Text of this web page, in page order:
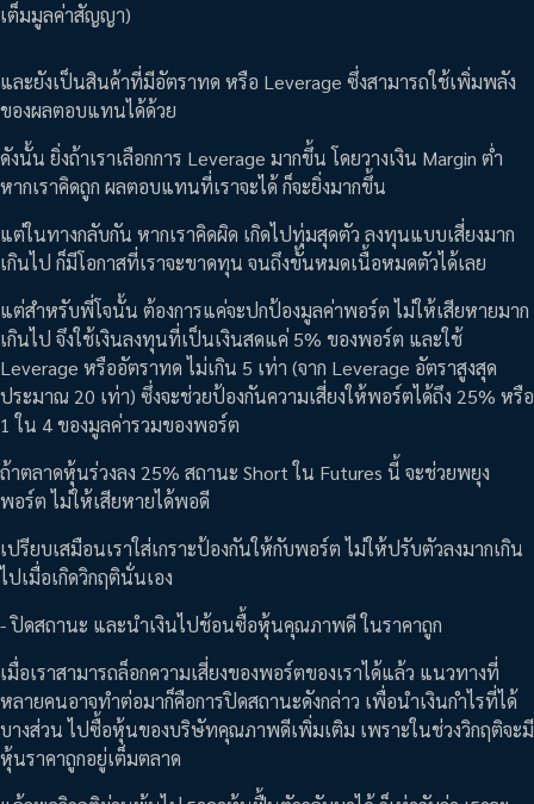
เต็มมูลค่าสัญญา)
และยังเป็นสินค้าที่มีอัตราทด หรือ Leverage ซึ่งสามารถใช้เพิ่มพลัง
ของผลตอบแทนได้ด้วย
ดังนั้น ยิ่งถ้าเราเลือกการ Leverage มากขึ้น โดยวางเงิน Margin ต่ำ
หากเราคิดถูก ผลตอบแทนที่เราจะได้ ก็จะยิ่งมากขึ้น
แต่ในทางกลับกัน หากเราคิดผิด เกิดไปทุ่มสุดตัว ลงทุนแบบเสี่ยงมาก
เกินไป ก็มีโอกาสที่เราจะขาดทุน จนถึงขั้นหมดเนื้อหมดตัวได้เลย
แต่สำหรับพี่โจนั้น ต้องการแค่จะปกป้องมูลค่าพอร์ต ไม่ให้เสียหายมาก
เกินไป จึงใช้เงินลงทุนที่เป็นเงินสดแค่ 5% ของพอร์ต และใช้
Leverage หรืออัตราทด ไม่เกิน 5 เท่า (จาก Leverage อัตราสูงสุด
ประมาณ 20 เท่า) ซึ่งจะช่วยป้องกันความเสี่ยงให้พอร์ตได้ถึง 25% หรือ
1 ใน 4 ของมูลค่ารวมของพอร์ต
ถ้าตลาดหุ้นร่วงลง 25% สถานะ Short ใน Futures นี้ จะช่วยพยุง
พอร์ต ไม่ให้เสียหายได้พอดี
เปรียบเสมือนเราใส่เกราะป้องกันให้กับพอร์ต ไม่ให้ปรับตัวลงมากเกิน
ไปเมื่อเกิดวิกฤตินั่นเอง
- ปิดสถานะ และนำเงินไปช้อนซื้อหุ้นคุณภาพดี ในราคาถูก
เมื่อเราสามารถล็อกความเสี่ยงของพอร์ตของเราได้แล้ว แนวทางที่
หลายคนอาจทำต่อมาก็คือการปิดสถานะดังกล่าว เพื่อนำเงินกำไรที่ได้
บางส่วน ไปซื้อหุ้นของบริษัทคุณภาพดีเพิ่มเติม เพราะในช่วงวิกฤติจะมี
หุ้นราคาถูกอยู่เต็มตลาด